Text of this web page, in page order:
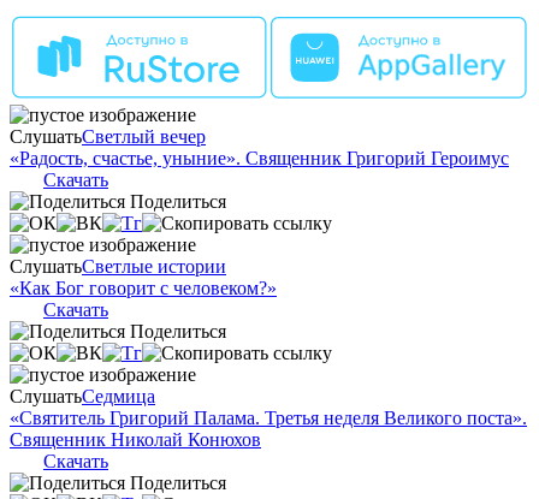
СлушатьСветлый вечер
«Радость, счастье, уныние». Священник Григорий Героимус
Скачать
Поделиться
СлушатьСветлые истории
«Как Бог говорит с человеком?»
Скачать
Поделиться
СлушатьСедмица
«Святитель Григорий Палама. Третья неделя Великого поста».
Священник Николай Конюхов
Скачать
Поделиться